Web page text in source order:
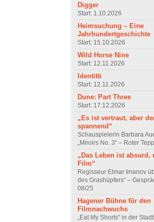
Digger
Start: 1.10.2026
Heimsuchung – Eine
Jahrhundertgeschichte
Start: 15.10.2026
Wild Horse Nine
Start: 12.11.2026
Identitti
Start: 12.11.2026
Dune: Part Three
Start: 17.12.2026
„Es ist vertraut, aber
spannend“
Schauspielerin Barbara
„Miroirs No. 3“ – Roter
„Das Leben ist absurd,
Film“
Regisseur Elmar Imanov
des Grashüpfers“ –
08/25
Hagener Bühne für den
Filmnachwuchs
„Eat My Shorts“ in der